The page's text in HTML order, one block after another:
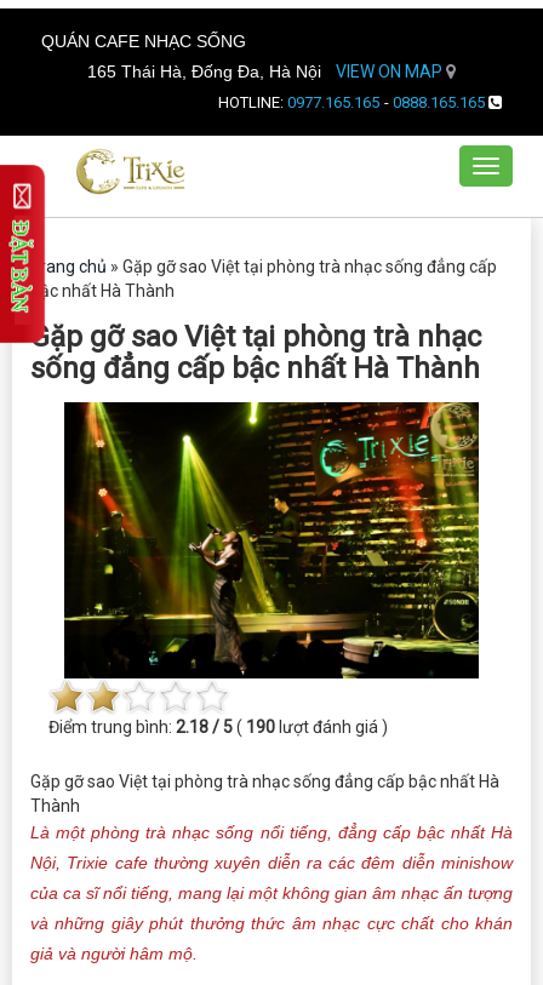
QUÁN CAFE NHẠC SỐNG
165 Thái Hà, Đống Đa, Hà Nội
VIEW ON MAP
HOTLINE: 0977.165.165 - 0888.165.165
Toggle
Trang chủ » Gặp gỡ sao Việt tại phòng trà nhạc sống đẳng cấp
bậc nhất Hà Thành
Gặp gỡ sao Việt tại phòng trà nhạc
sống đẳng cấp bậc nhất Hà Thành
Điểm trung bình: 2.18 / 5( 190lượt đánh giá )
Gặp gỡ sao Việt tại phòng trà nhạc sống đẳng cấp bậc nhất Hà
Thành
Là một phòng trà nhạc sống nổi tiếng, đẳng cấp bậc nhất Hà
Nội, Trixie cafe thường xuyên diễn ra các đêm diễn minishow
của ca sĩ nổi tiếng, mang lại một không gian âm nhạc ấn tượng
và những giây phút thưởng thức âm nhạc cực chất cho khán
giả và người hâm mộ.